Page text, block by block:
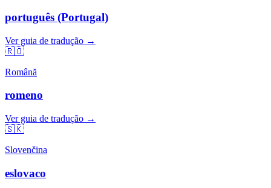
português (Portugal)
Ver guia de tradução →
🇷🇴
Română
romeno
Ver guia de tradução →
🇸🇰
Slovenčina
eslovaco